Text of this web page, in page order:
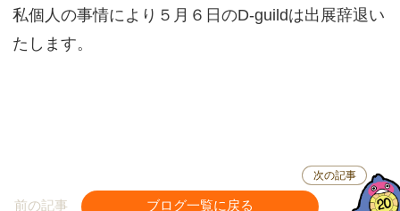
私個人の事情により５月６日のD-guildは出展辞退い
たします。
前の記事 ブログ一覧に戻る
次の記事